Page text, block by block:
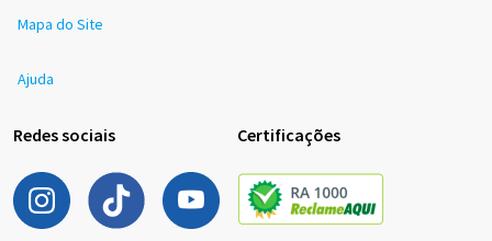
Mapa do Site
Ajuda
Redes sociais Certificações